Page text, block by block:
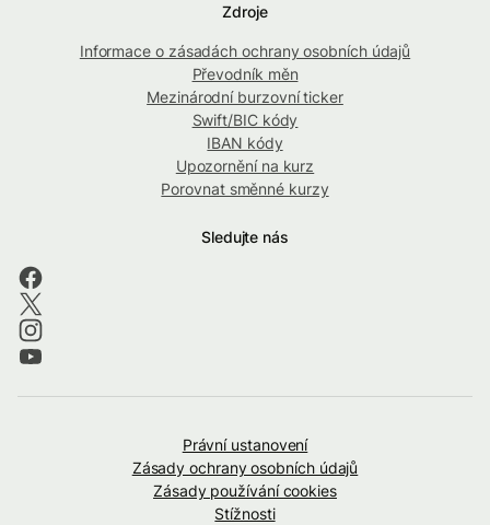
Zdroje
Informace o zásadách ochrany osobních údajů
Převodník měn
Mezinárodní burzovní ticker
Swift/BIC kódy
IBAN kódy
Upozornění na kurz
Porovnat směnné kurzy
Sledujte nás
Právní ustanovení
Zásady ochrany osobních údajů
Zásady používání cookies
Stížnosti